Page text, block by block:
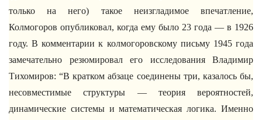
только на него) такое неизгладимое впечатление,
Колмогоров опубликовал, когда ему было 23 года — в 1926
году. В комментарии к колмогоровскому письму 1945 года
замечательно резюмировал его исследования Владимир
Тихомиров: “В кратком абзаце соединены три, казалось бы,
несовместимые структуры — теория вероятностей,
динамические системы и математическая логика. Именно